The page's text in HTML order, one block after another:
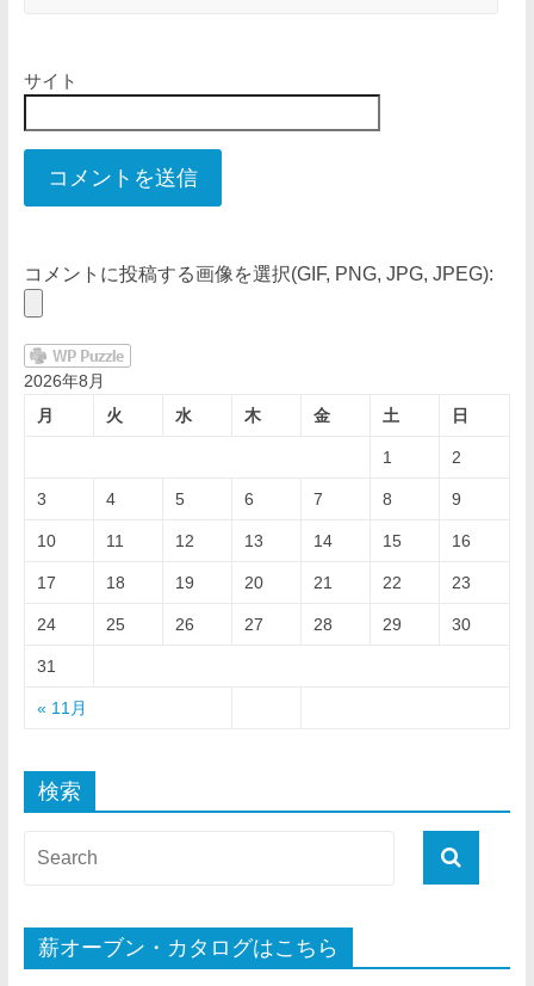
サイト
コメントに投稿する画像を選択(GIF, PNG, JPG, JPEG):
2026年8月
月
火 水 木 金 土 日
« 11月
1 2
3 4 5 6 7 8 9
10 11 12 13 14 15 16
17 18 19 20 21 22 23
24 25 26 27 28 29 30
31
検索
薪オーブン・カタログはこちら